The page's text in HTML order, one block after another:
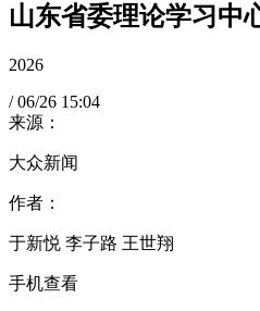
山东省委理论学习中
2026
/ 06/26 15:04
来源：
大众新闻
作者：
于新悦 李子路 王世翔
手机查看